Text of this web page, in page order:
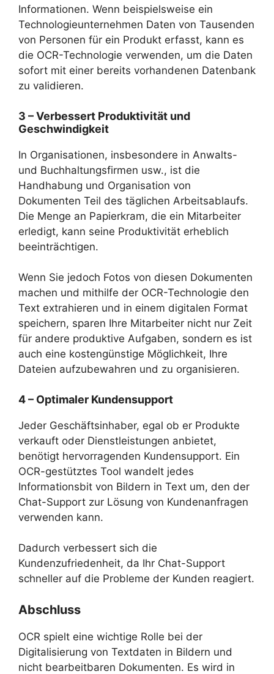
Informationen. Wenn beispielsweise ein
Technologieunternehmen Daten von Tausenden
von Personen für ein Produkt erfasst, kann es
die OCR-Technologie verwenden, um die Daten
sofort mit einer bereits vorhandenen Datenbank
zu validieren.
3 – Verbessert Produktivität und
Geschwindigkeit
In Organisationen, insbesondere in Anwalts-
und Buchhaltungsfirmen usw., ist die
Handhabung und Organisation von
Dokumenten Teil des täglichen Arbeitsablaufs.
Die Menge an Papierkram, die ein Mitarbeiter
erledigt, kann seine Produktivität erheblich
beeinträchtigen.
Wenn Sie jedoch Fotos von diesen Dokumenten
machen und mithilfe der OCR-Technologie den
Text extrahieren und in einem digitalen Format
speichern, sparen Ihre Mitarbeiter nicht nur Zeit
für andere produktive Aufgaben, sondern es ist
auch eine kostengünstige Möglichkeit, Ihre
Dateien aufzubewahren und zu organisieren.
4 – Optimaler Kundensupport
Jeder Geschäftsinhaber, egal ob er Produkte
verkauft oder Dienstleistungen anbietet,
benötigt hervorragenden Kundensupport. Ein
OCR-gestütztes Tool wandelt jedes
Informationsbit von Bildern in Text um, den der
Chat-Support zur Lösung von Kundenanfragen
verwenden kann.
Dadurch verbessert sich die
Kundenzufriedenheit, da Ihr Chat-Support
schneller auf die Probleme der Kunden reagiert.
Abschluss
OCR spielt eine wichtige Rolle bei der
Digitalisierung von Textdaten in Bildern und
nicht bearbeitbaren Dokumenten. Es wird in